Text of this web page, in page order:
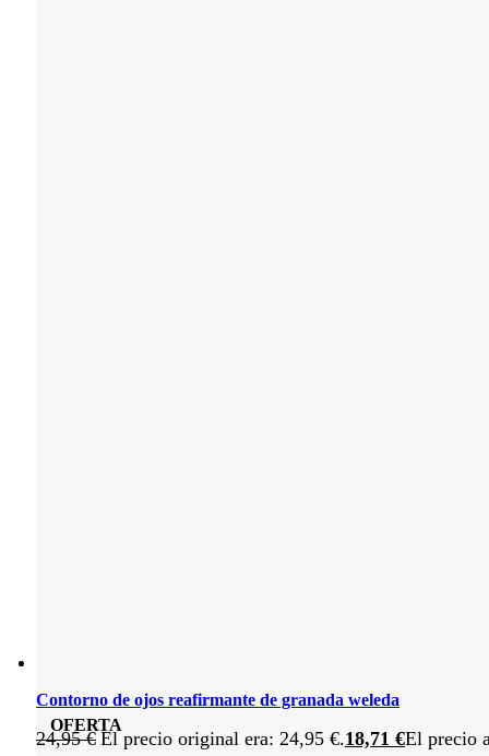
OFERTA
Contorno de ojos reafirmante de granada weleda
24,95€ El precio original era: 24,95 €.18,71 €El precio